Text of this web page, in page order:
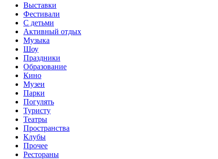
Выставки
Фестивали
С детьми
Активный отдых
Музыка
Шоу
Праздники
Образование
Кино
Музеи
Парки
Погулять
Туристу
Театры
Пространства
Клубы
Прочее
Рестораны